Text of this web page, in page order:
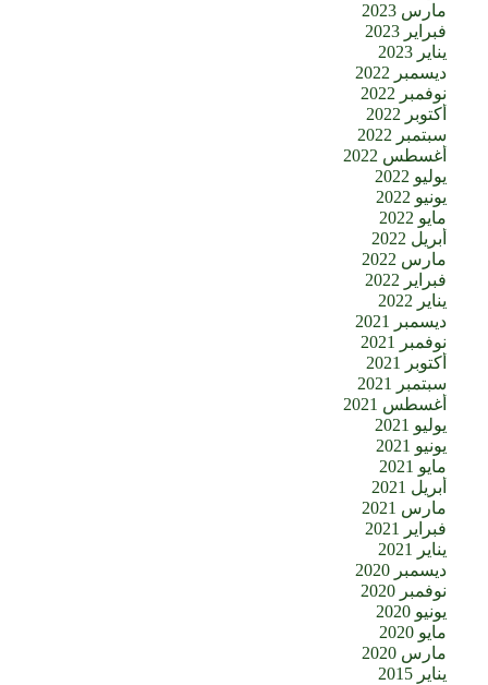
مارس 2023
فبراير 2023
يناير 2023
ديسمبر 2022
نوفمبر 2022
أكتوبر 2022
سبتمبر 2022
أغسطس 2022
يوليو 2022
يونيو 2022
مايو 2022
أبريل 2022
مارس 2022
فبراير 2022
يناير 2022
ديسمبر 2021
نوفمبر 2021
أكتوبر 2021
سبتمبر 2021
أغسطس 2021
يوليو 2021
يونيو 2021
مايو 2021
أبريل 2021
مارس 2021
فبراير 2021
يناير 2021
ديسمبر 2020
نوفمبر 2020
يونيو 2020
مايو 2020
مارس 2020
يناير 2015